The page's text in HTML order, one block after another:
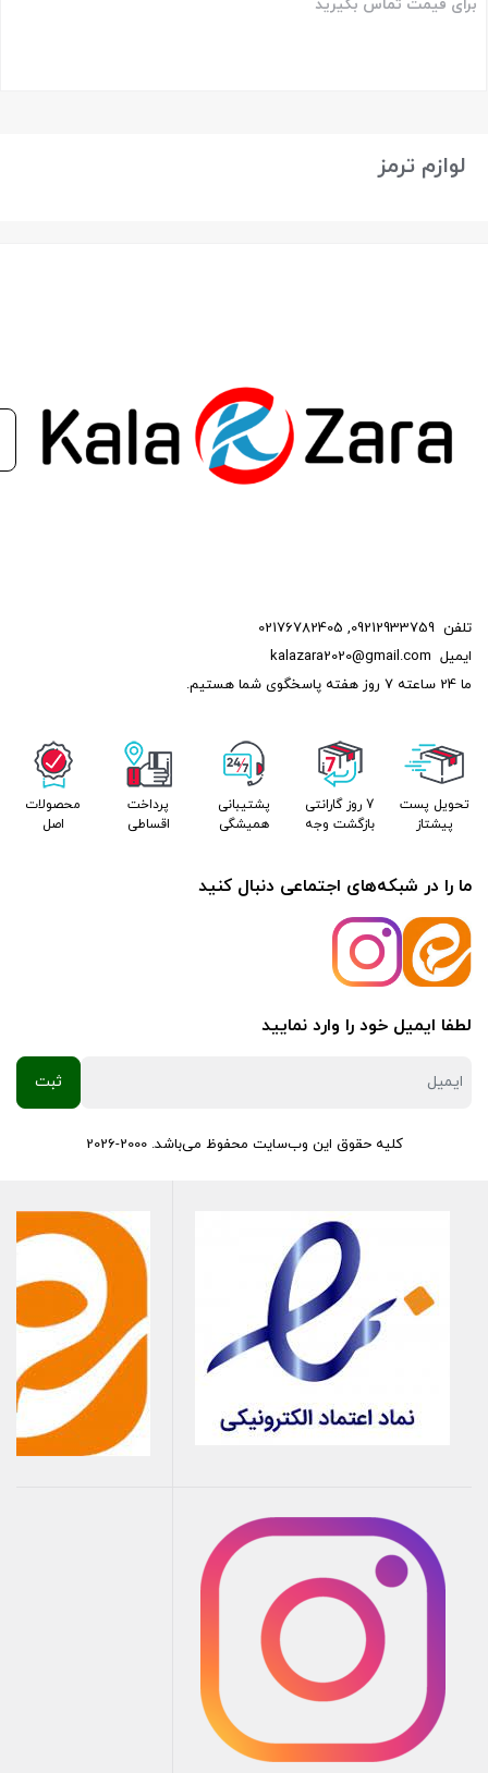
برای قیمت تماس بگیرید
لوازم ترمز
تلفن 09212933759
,
02176782405
ایمیل kalazara2020@gmail.com
ما 24 ساعته 7 روز هفته پاسخگوی شما هستیم.
تحویل پست
پیشتاز
7 روز گارانتی
بازگشت وجه
پشتیبانی
همیشگی
پرداخت
اقساطی
محصولات
اصل
ما را در شبکه‌های اجتماعی دنبال کنید
لطفا ایمیل خود را وارد نمایید
کلیه حقوق این وب‌سایت محفوظ می‌باشد. 2000-2026